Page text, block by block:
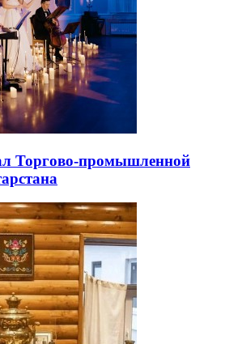
Торгово-промышленной